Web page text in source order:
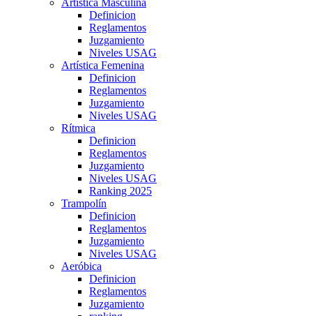
Artística Masculina
Definicion
Reglamentos
Juzgamiento
Niveles USAG
Artística Femenina
Definicion
Reglamentos
Juzgamiento
Niveles USAG
Rítmica
Definicion
Reglamentos
Juzgamiento
Niveles USAG
Ranking 2025
Trampolín
Definicion
Reglamentos
Juzgamiento
Niveles USAG
Aeróbica
Definicion
Reglamentos
Juzgamiento